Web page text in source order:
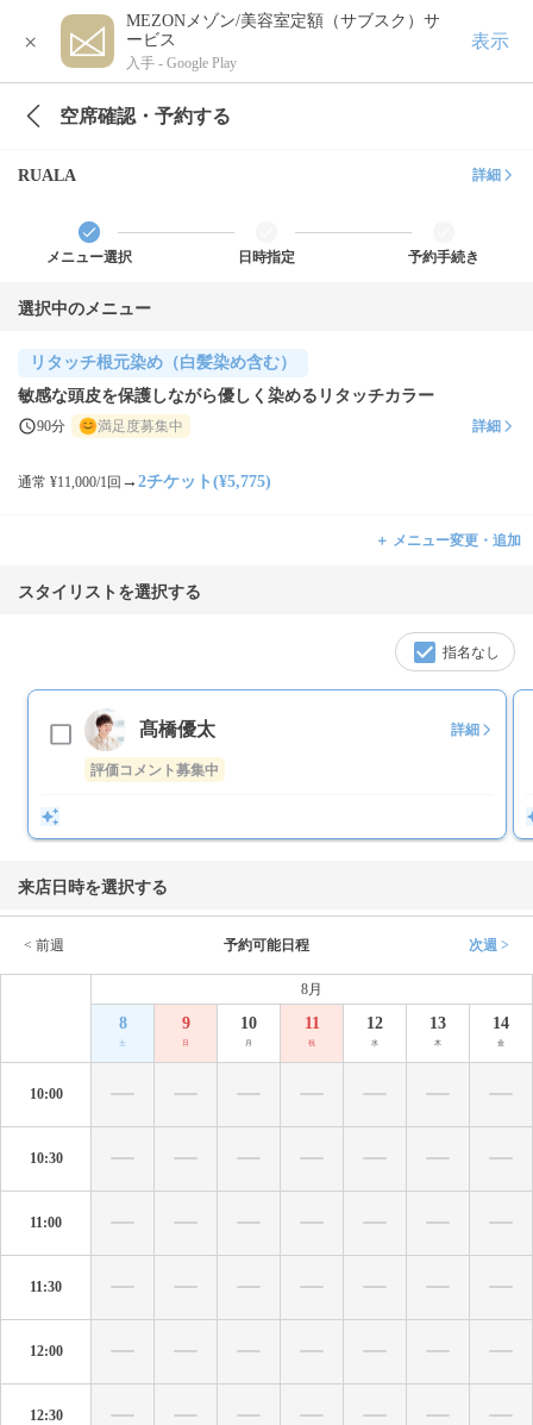
×
MEZONメゾン/美容室定額（サブスク）サ
ービス
入手 - Google Play
表示
空席確認・予約する
RUALA 詳細
メニュー選択 日時指定 予約手続き
選択中のメニュー
リタッチ根元染め（白髪染め含む）
敏感な頭皮を保護しながら優しく染めるリタッチカラー
90分 満足度募集中 詳細
通常 ¥11,000/1回 → 2チケット(¥5,775)
＋ メニュー変更・追加
スタイリストを選択する
指名なし
髙橋優太 詳細
評価コメント募集中
来店日時を選択する
< 前週 予約可能日程 次週 >
8月
8
土
9
日
10
月
11
祝
12
水
13
木
14
金
10:00
10:30
11:00
11:30
12:00
12:30